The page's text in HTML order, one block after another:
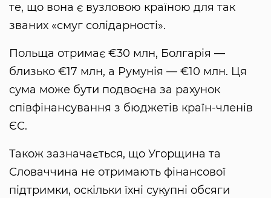
те, що вона є вузловою країною для так
званих «смуг солідарності».
Польща отримає €30 млн, Болгарія —
близько €17 млн, а Румунія — €10 млн. Ця
сума може бути подвоєна за рахунок
співфінансування з бюджетів країн-членів
ЄС.
Також зазначається, що Угорщина та
Словаччина не отримають фінансової
підтримки, оскільки їхні сукупні обсяги